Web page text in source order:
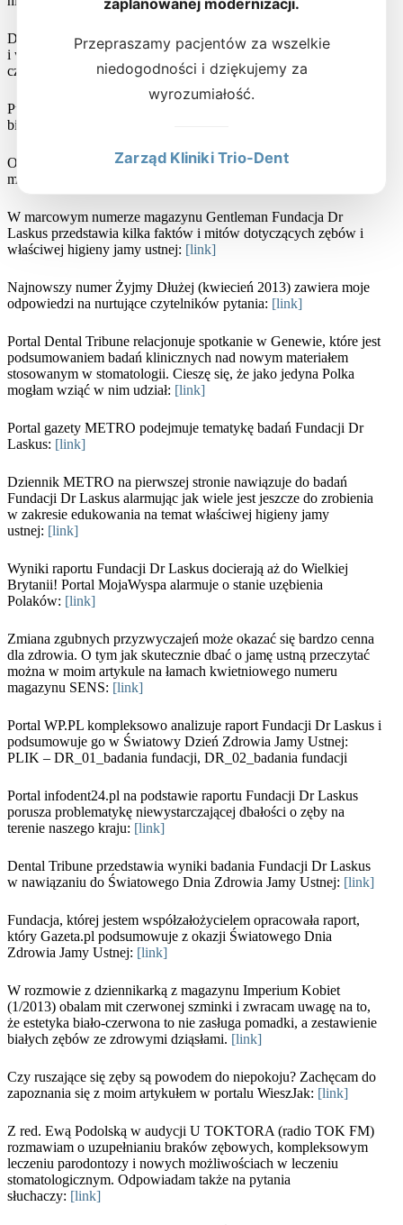
Dental Tribune Polska omawia wyniki badań Fundacji Dr Laskus
i wskazuje, że mycie zębów to dla mężczyzn kłopotliwa
czynność:
[link]
Puls Medycyny ujawnia wyniki badania Fundacji Dr Laskus i
bije na alarm!
O tym czy należy usuwać zęby mądrości można przeczytać w
moim artykule na portalu WieszJak:
W marcowym numerze magazynu Gentleman Fundacja Dr
Laskus przedstawia kilka faktów i mitów dotyczących zębów i
właściwej higieny jamy ustnej: [link]
Najnowszy numer Żyjmy Dłużej (kwiecień 2013) zawiera moje
odpowiedzi na nurtujące czytelników pytania: [link]
Portal Dental Tribune relacjonuje spotkanie w Genewie, które jest
podsumowaniem badań klinicznych nad nowym materiałem
stosowanym w stomatologii. Cieszę się, że jako jedyna Polka
mogłam wziąć w nim udział: [link]
Portal gazety METRO podejmuje tematykę badań Fundacji Dr
Laskus: [link]
Dziennik METRO na pierwszej stronie nawiązuje do badań
Fundacji Dr Laskus alarmując jak wiele jest jeszcze do zrobienia
w zakresie edukowania na temat właściwej higieny jamy
ustnej: [link]
Wyniki raportu Fundacji Dr Laskus docierają aż do Wielkiej
Brytanii! Portal MojaWyspa alarmuje o stanie uzębienia
Polaków: [link]
Zmiana zgubnych przyzwyczajeń może okazać się bardzo cenna
dla zdrowia. O tym jak skutecznie dbać o jamę ustną przeczytać
można w moim artykule na łamach kwietniowego numeru
magazynu SENS: [link]
Portal WP.PL kompleksowo analizuje raport Fundacji Dr Laskus i
podsumowuje go w Światowy Dzień Zdrowia Jamy Ustnej:
PLIK – DR_01_badania fundacji, DR_02_badania fundacji
Portal infodent24.pl na podstawie raportu Fundacji Dr Laskus
porusza problematykę niewystarczającej dbałości o zęby na
terenie naszego kraju: [link]
Dental Tribune przedstawia wyniki badania Fundacji Dr Laskus
w nawiązaniu do Światowego Dnia Zdrowia Jamy Ustnej: [link]
Fundacja, której jestem współzałożycielem opracowała raport,
który Gazeta.pl podsumowuje z okazji Światowego Dnia
Zdrowia Jamy Ustnej: [link]
W rozmowie z dziennikarką z magazynu Imperium Kobiet
(1/2013) obalam mit czerwonej szminki i zwracam uwagę na to,
że estetyka biało-czerwona to nie zasługa pomadki, a zestawienie
białych zębów ze zdrowymi dziąsłami. [link]
Czy ruszające się zęby są powodem do niepokoju? Zachęcam do
zapoznania się z moim artykułem w portalu WieszJak: [link]
Z red. Ewą Podolską w audycji U TOKTORA (radio TOK FM)
rozmawiam o uzupełnianiu braków zębowych, kompleksowym
leczeniu parodontozy i nowych możliwościach w leczeniu
stomatologicznym. Odpowiadam także na pytania
słuchaczy: [link]
zaplanowanej modernizacji.
Przepraszamy pacjentów za wszelkie
niedogodności i dziękujemy za
wyrozumiałość.
Zarząd Kliniki Trio-Dent